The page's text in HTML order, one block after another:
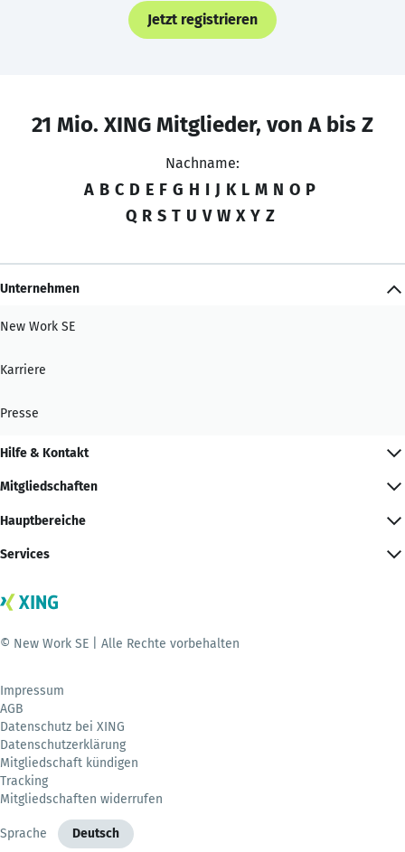
Jetzt registrieren
21 Mio. XING Mitglieder, von A bis Z
Nachname:
A B C D E F G H I J K L M N O P
Q R S T U V W X Y Z
Unternehmen
New Work SE
Karriere
Presse
Hilfe & Kontakt
Mitgliedschaften
Hauptbereiche
Services
© New Work SE | Alle Rechte vorbehalten
Impressum
AGB
Datenschutz bei XING
Datenschutzerklärung
Mitgliedschaft kündigen
Tracking
Mitgliedschaften widerrufen
Sprache Deutsch